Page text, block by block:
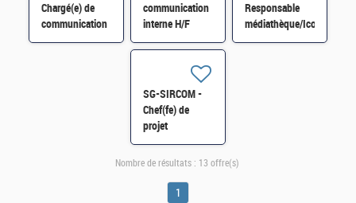
Chargé(e) de
communication
(Mission
communication
interne H/F
Responsable
médiathèque/
H/F
SG-SIRCOM -
Chef(fe) de
projet
préfiguration
médiathèque
(CDD 4 mois)
Nombre de résultats : 13 offre(s)
1